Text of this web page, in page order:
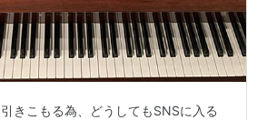
きこもる為、どうしてもSNSに入る